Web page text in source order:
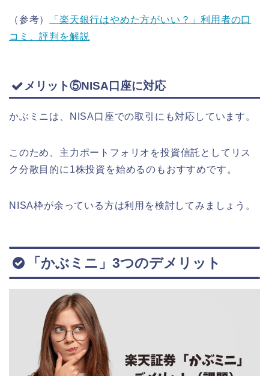
（参考）
「楽天銀行はやめた方がいい？」利用者の口
コミ、評判を解説
メリット⑤NISA口座に対応
かぶミニは、NISA口座での取引にも対応しています。
このため、主力ポートフォリオを投資信託としてリス
ク分散目的に1株投資を始めるのもおすすめです。
NISA枠が余っている方は利用を検討してみましょう。
「かぶミニ」3つのデメリット